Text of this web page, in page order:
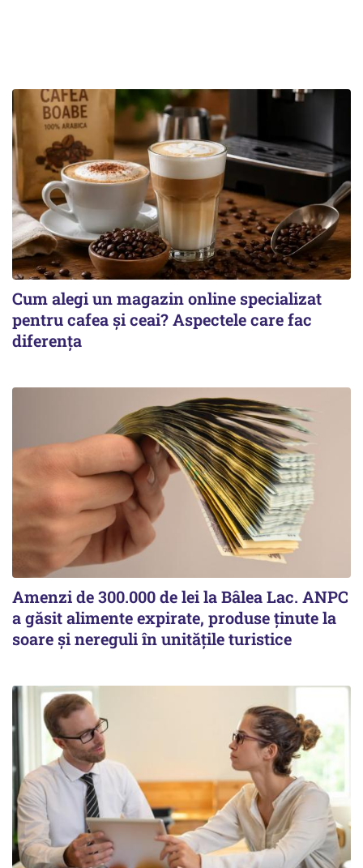
Cum alegi un magazin online specializat
pentru cafea și ceai? Aspectele care fac
diferența
Amenzi de 300.000 de lei la Bâlea Lac. ANPC
a găsit alimente expirate, produse ținute la
soare și nereguli în unitățile turistice